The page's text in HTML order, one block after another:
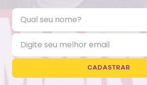
CADASTRAR